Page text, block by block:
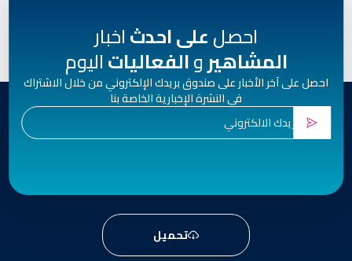
احصلعلى احدثاخبار
المشاهيروالفعالياتاليوم
احصل على آخر الأخبار على صندوق بريدك الإلكتروني من خلال الاشتراك
في النشرة الإخبارية الخاصة بنا
تحميل